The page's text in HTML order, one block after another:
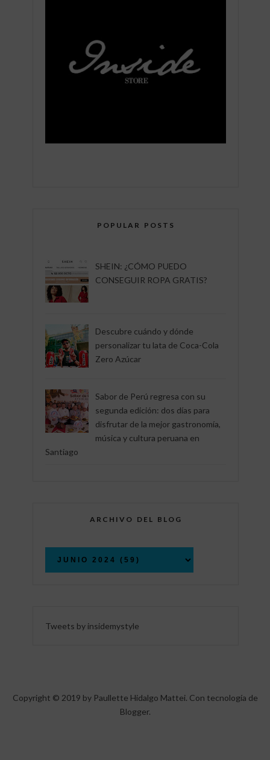
POPULAR POSTS
SHEIN: ¿CÓMO PUEDO
CONSEGUIR ROPA GRATIS?
Descubre cuándo y dónde
personalizar tu lata de Coca-Cola
Zero Azúcar
Sabor de Perú regresa con su
segunda edición: dos días para
disfrutar de la mejor gastronomía,
música y cultura peruana en
Santiago
ARCHIVO DEL BLOG
Tweets by insidemystyle
Copyright © 2019 by Paullette Hidalgo Mattei. Con tecnología de
Blogger.